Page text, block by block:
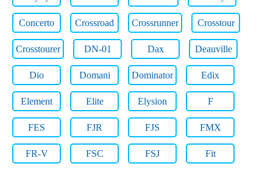
Concerto Crossroad Crossrunner Crosstour
Crosstourer DN-01 Dax Deauville
Dio Domani Dominator Edix
Element Elite Elysion F
FES FJR FJS FMX
FR-V FSC FSJ Fit